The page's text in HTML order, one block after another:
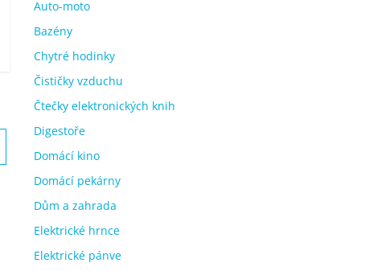
Auto-moto
Bazény
Chytré hodinky
Čističky vzduchu
Čtečky elektronických knih
Digestoře
Domácí kino
Domácí pekárny
Dům a zahrada
Elektrické hrnce
Elektrické pánve